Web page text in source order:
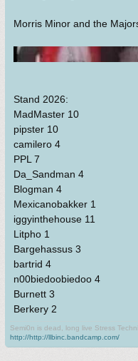
Morris Minor and the
Stand 2026:
MadMaster 10
pipster 10
camilero 4
PPL 7
Da_Sandman 4
Blogman 4
Mexicanobakker 1
iggyinthehouse 11
Litpho 1
Bargehassus 3
bartrid 4
n00biedoobiedoo 4
Burnett 3
Berkery 2
Semi0n is dead, long live Stress
http://http://llbinc.bandcamp.com/